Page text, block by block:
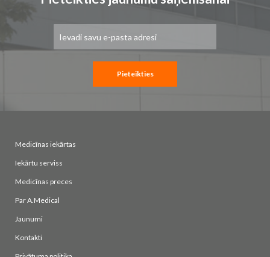
saņemšanai:
Pieteikties
Medicīnas iekārtas
Iekārtu serviss
Medicīnas preces
Par A.Medical
Jaunumi
Kontakti